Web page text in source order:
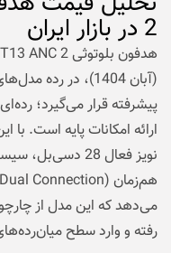
2 در بازار ایران
(آبان 1404)، در
پیشرفته قرار می‌گیرد؛
ارائه امکانات پایه است.
می‌دهد که این مدل از
رفته و وارد سطح